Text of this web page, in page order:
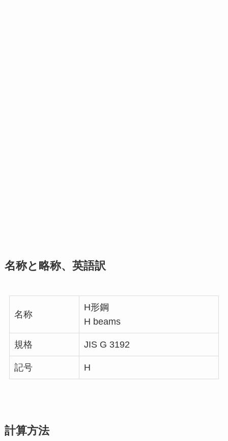
名称と略称、英語訳
名称
H形鋼
H beams
規格 JIS G 3192
記号 H
計算方法